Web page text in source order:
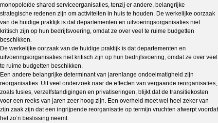
monopoloïde shared serviceorganisaties, tenzij er andere, belangrijke
strategische redenen zijn om activiteiten in huis te houden. De werkelijke oorzaak
van de huidige praktijk is dat departementen en uitvoeringsorganisaties niet
kritisch zijn op hun bedrijfsvoering, omdat ze over veel te ruime budgetten
beschikken.
De werkelijke oorzaak van de huidige praktijk is dat departementen en
uitvoeringsorganisaties niet kritisch zijn op hun bedrijfsvoering, omdat ze over veel
te ruime budgetten beschikken.
Een andere belangrijke determinant van jarenlange ondoelmatigheid zijn
reorganisaties. Uit veel onderzoek naar de effecten van vergaande reorganisaties,
zoals fusies, verzelfstandigingen en privatiseringen, blijkt dat de transitiekosten
voor een reeks van jaren zeer hoog zijn. Een overheid moet wel heel zeker van
zijn zaak zijn dat een ingrijpende reorganisatie op termijn vruchten afwerpt voordat
het zo’n beslissing neemt.